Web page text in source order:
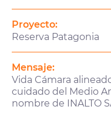
Proyecto:
Reserva Patagonia
Mensaje:
Vida Cámara
cuidado del Medio
nombre de INALTO